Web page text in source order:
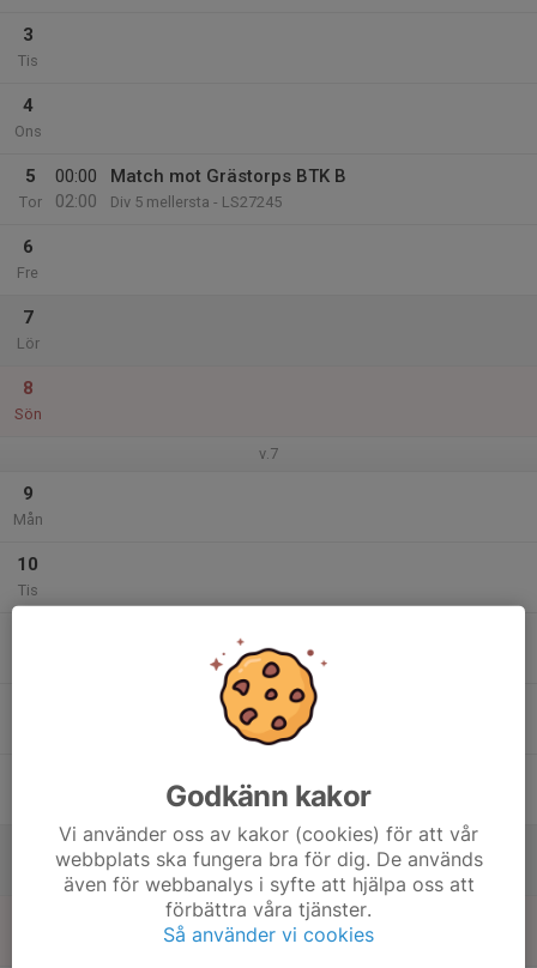
3
Tis
4
Ons
5
Tor
00:00
02:00
Match mot Grästorps BTK B
Div 5 mellersta - LS27245
6
Fre
7
Lör
8
Sön
v.7
9
Mån
10
Tis
Godkänn kakor
Vi använder oss av kakor (cookies) för att vår
webbplats ska fungera bra för dig. De används
även för webbanalys i syfte att hjälpa oss att
förbättra våra tjänster.
Så använder vi cookies